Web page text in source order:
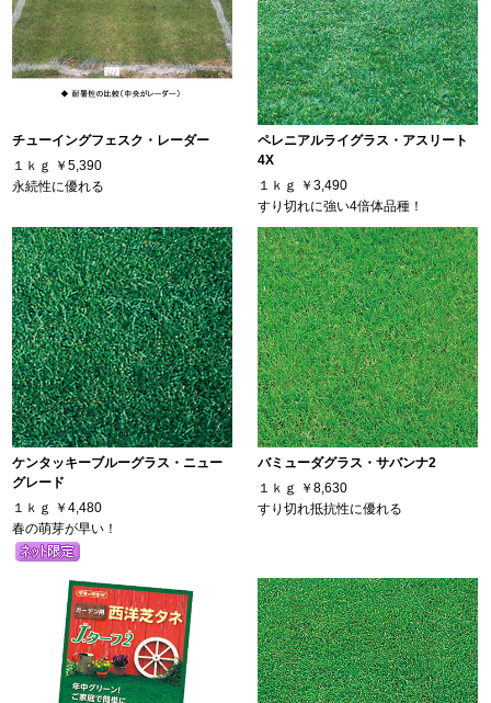
チューイングフェスク・レーダー
１ｋｇ
￥5,390
永続性に優れる
ペレニアルライグラス・アスリート
4X
１ｋｇ
￥3,490
すり切れに強い4倍体品種！
ケンタッキーブルーグラス・ニュー
グレード
１ｋｇ
￥4,480
春の萌芽が早い！
バミューダグラス・サバンナ2
１ｋｇ
￥8,630
すり切れ抵抗性に優れる